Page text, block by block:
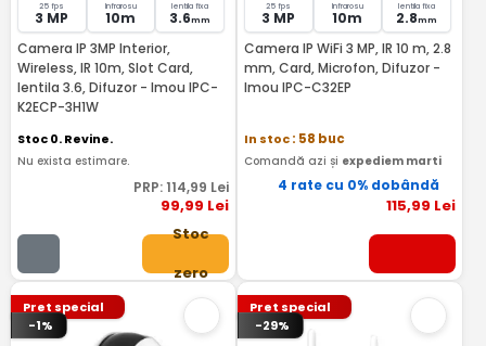
25 fps
3 MP
Infrarosu
10m
lentila fixa
3.6mm
Camera IP 3MP Interior,
Wireless, IR 10m, Slot Card,
lentila 3.6, Difuzor - Imou IPC-
K2ECP-3H1W
Stoc 0. Revine.
Nu exista estimare.
PRP: 114,99 Lei
99,99 Lei
Stoc
zero
25 fps
3 MP
Infrarosu
10m
lentila fixa
2.8mm
Camera IP WiFi 3 MP, IR 10 m, 2.8
mm, Card, Microfon, Difuzor -
Imou IPC-C32EP
In stoc: 58 buc
Comandă azi și expediem marti
4 rate cu 0% dobândă
115,99 Lei
Pret special
-1%
Pret special
-29%